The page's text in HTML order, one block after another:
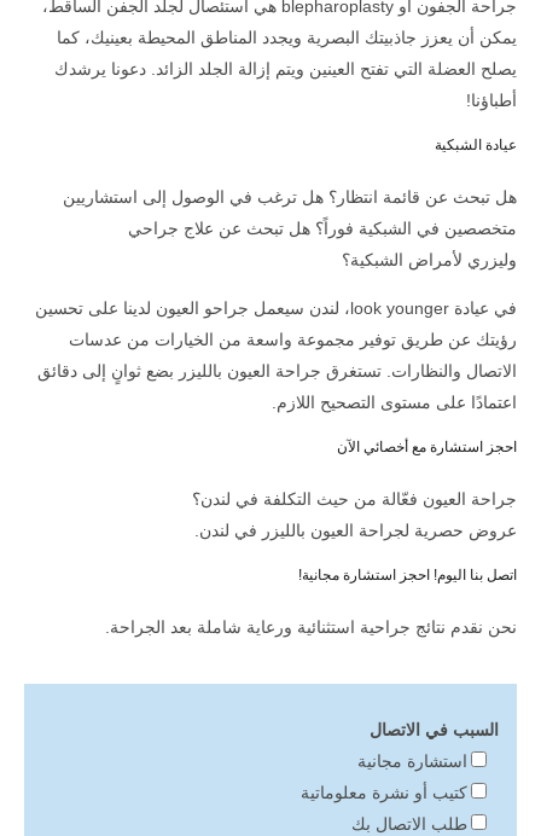
جراحة الجفون أو blepharoplasty هي استئصال لجلد الجفن الساقط،
يمكن أن يعزز جاذبيتك البصرية ويجدد المناطق المحيطة بعينيك، كما
يصلح العضلة التي تفتح العينين ويتم إزالة الجلد الزائد. دعونا يرشدك
أطباؤنا!
عيادة الشبكية
هل تبحث عن قائمة انتظار؟ هل ترغب في الوصول إلى استشاريين
متخصصين في الشبكية فوراً؟ هل تبحث عن علاج جراحي
وليزري لأمراض الشبكية؟
في عيادة look younger، لندن سيعمل جراحو العيون لدينا على تحسين
رؤيتك عن طريق توفير مجموعة واسعة من الخيارات من عدسات
الاتصال والنظارات. تستغرق جراحة العيون بالليزر بضع ثوانٍ إلى دقائق
اعتمادًا على مستوى التصحيح اللازم.
احجز استشارة مع أخصائي الآن
جراحة العيون فعّالة من حيث التكلفة في لندن؟
عروض حصرية لجراحة العيون بالليزر في لندن.
اتصل بنا اليوم! احجز استشارة مجانية!
نحن نقدم نتائج جراحية استثنائية ورعاية شاملة بعد الجراحة.
السبب في الاتصال
استشارة مجانية
كتيب أو نشرة معلوماتية
طلب الاتصال بك